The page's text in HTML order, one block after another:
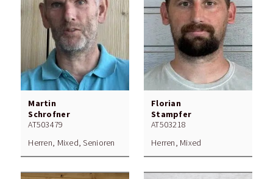
Martin
Schrofner
AT503479
Herren, Mixed, Senioren
Florian
Stampfer
AT503218
Herren, Mixed